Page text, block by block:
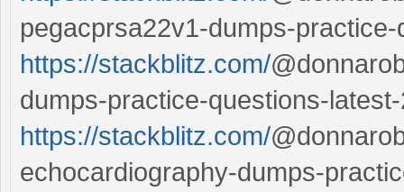
pegacprsa22v1-dumps-
https://stackblitz.com/
dumps-practice-questions-
https://stackblitz.com/
echocardiography-dumps-